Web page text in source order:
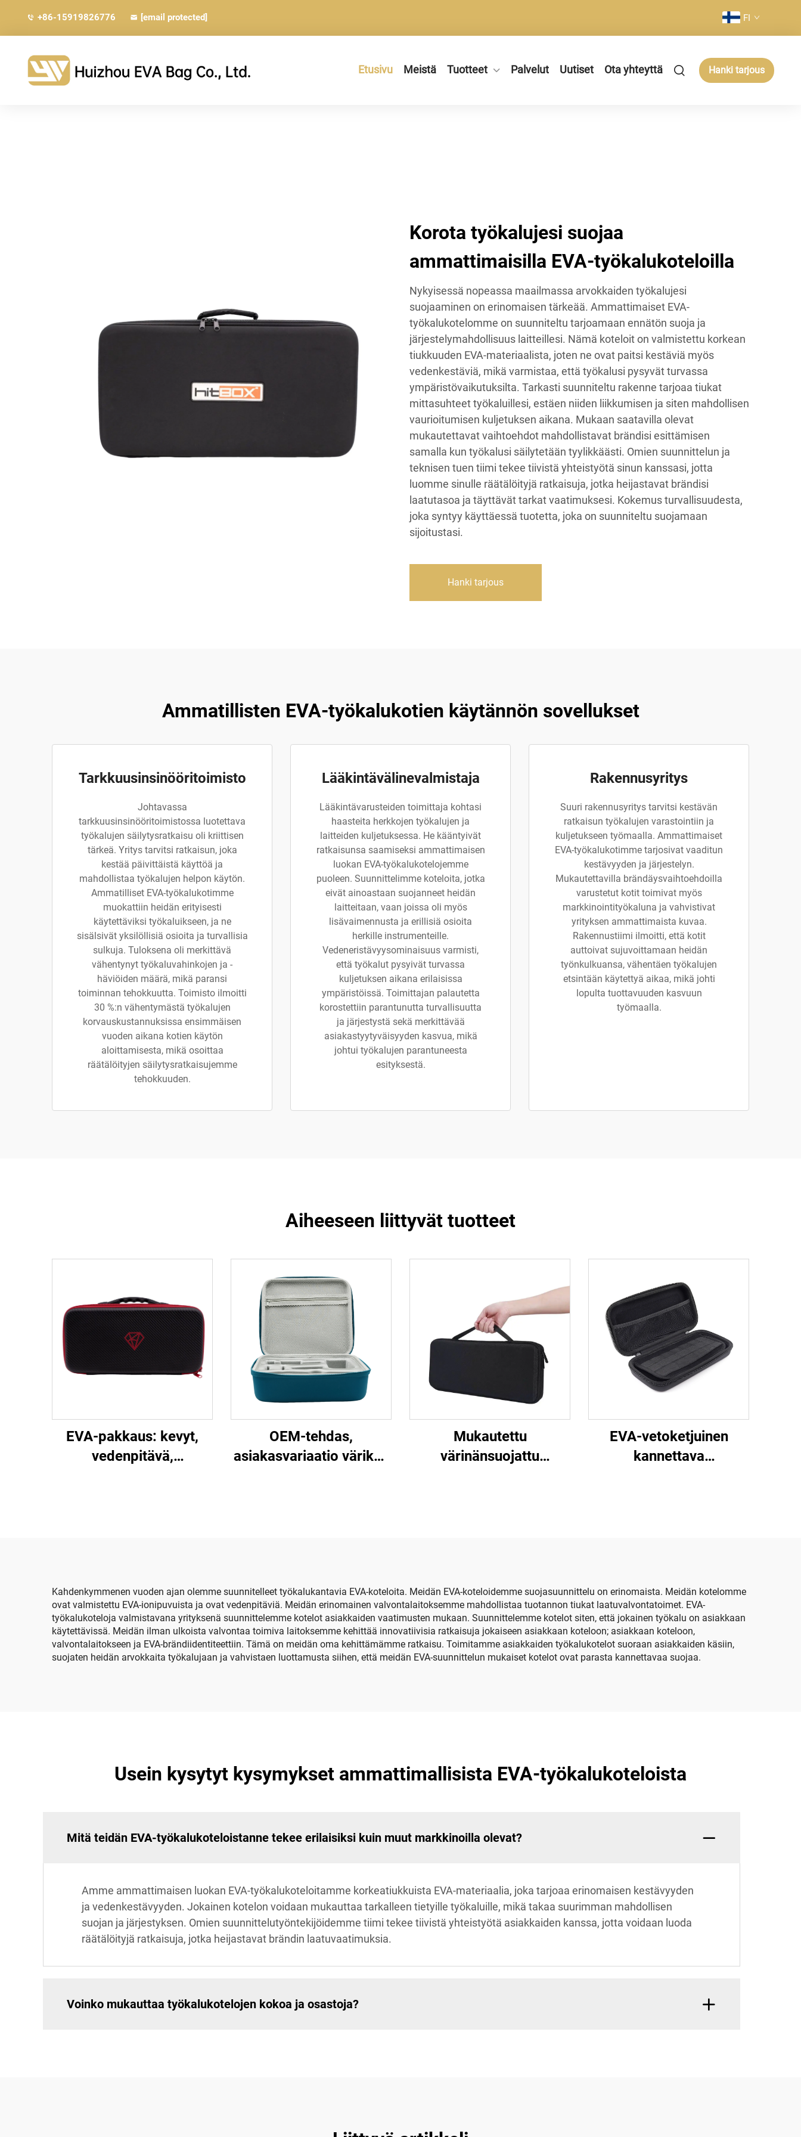
+86-15919826776 [email protected] FI
Etusivu Meistä Tuotteet Palvelut Uutiset Ota yhteyttä Hanki tarjous
Korota työkalujesi suojaa
ammattimaisilla EVA-työkalukoteloilla
Nykyisessä nopeassa maailmassa arvokkaiden työkalujesi
suojaaminen on erinomaisen tärkeää. Ammattimaiset EVA-
työkalukotelomme on suunniteltu tarjoamaan ennätön suoja ja
järjestelymahdollisuus laitteillesi. Nämä koteloit on valmistettu korkean
tiukkuuden EVA-materiaalista, joten ne ovat paitsi kestäviä myös
vedenkestäviä, mikä varmistaa, että työkalusi pysyvät turvassa
ympäristövaikutuksilta. Tarkasti suunniteltu rakenne tarjoaa tiukat
mittasuhteet työkaluillesi, estäen niiden liikkumisen ja siten mahdollisen
vaurioitumisen kuljetuksen aikana. Mukaan saatavilla olevat
mukautettavat vaihtoehdot mahdollistavat brändisi esittämisen
samalla kun työkalusi säilytetään tyylikkäästi. Omien suunnittelun ja
teknisen tuen tiimi tekee tiivistä yhteistyötä sinun kanssasi, jotta
luomme sinulle räätälöityjä ratkaisuja, jotka heijastavat brändisi
laatutasoa ja täyttävät tarkat vaatimuksesi. Kokemus turvallisuudesta,
joka syntyy käyttäessä tuotetta, joka on suunniteltu suojamaan
sijoitustasi.
Hanki tarjous
Ammatillisten EVA-työkalukotien käytännön sovellukset
Tarkkuusinsinööritoimisto
Johtavassa
tarkkuusinsinööritoimistossa luotettava
työkalujen säilytysratkaisu oli kriittisen
tärkeä. Yritys tarvitsi ratkaisun, joka
kestää päivittäistä käyttöä ja
mahdollistaa työkalujen helpon käytön.
Ammatilliset EVA-työkalukotimme
muokattiin heidän erityisesti
käytettäviksi työkaluikseen, ja ne
sisälsivät yksilöllisiä osioita ja turvallisia
sulkuja. Tuloksena oli merkittävä
vähentynyt työkaluvahinkojen ja -
häviöiden määrä, mikä paransi
toiminnan tehokkuutta. Toimisto ilmoitti
30 %:n vähentymästä työkalujen
korvauskustannuksissa ensimmäisen
vuoden aikana kotien käytön
aloittamisesta, mikä osoittaa
räätälöityjen säilytysratkaisujemme
tehokkuuden.
Lääkintävälinevalmistaja
Lääkintävarusteiden toimittaja kohtasi
haasteita herkkojen työkalujen ja
laitteiden kuljetuksessa. He kääntyivät
ratkaisunsa saamiseksi ammattimaisen
luokan EVA-työkalukotelojemme
puoleen. Suunnittelimme koteloita, jotka
eivät ainoastaan suojanneet heidän
laitteitaan, vaan joissa oli myös
lisävaimennusta ja erillisiä osioita
herkille instrumenteille.
Vedeneristävyysominaisuus varmisti,
että työkalut pysyivät turvassa
kuljetuksen aikana erilaisissa
ympäristöissä. Toimittajan palautetta
korostettiin parantunutta turvallisuutta
ja järjestystä sekä merkittävää
asiakastyytyväisyyden kasvua, mikä
johtui työkalujen parantuneesta
esityksestä.
Rakennusyritys
Suuri rakennusyritys tarvitsi kestävän
ratkaisun työkalujen varastointiin ja
kuljetukseen työmaalla. Ammattimaiset
EVA-työkalukotimme tarjosivat vaaditun
kestävyyden ja järjestelyn.
Mukautettavilla brändäysvaihtoehdoilla
varustetut kotit toimivat myös
markkinointityökaluna ja vahvistivat
yrityksen ammattimaista kuvaa.
Rakennustiimi ilmoitti, että kotit
auttoivat sujuvoittamaan heidän
työnkulkuansa, vähentäen työkalujen
etsintään käytettyä aikaa, mikä johti
lopulta tuottavuuden kasvuun
työmaalla.
Aiheeseen liittyvät tuotteet
EVA-pakkaus: kevyt,
vedenpitävä,
käytettävissä
leiriytymiseen ja
matkailuun.
OEM-tehdas,
asiakasvariaatio värikäs
Mukautettu
värinänsuojattu
EVA-vetoketjuinen
kannettava
Kahdenkymmenen vuoden ajan olemme suunnitelleet työkalukantavia EVA-koteloita. Meidän EVA-koteloidemme suojasuunnittelu on erinomaista. Meidän kotelomme
ovat valmistettu EVA-ionipuvuista ja ovat vedenpitäviä. Meidän erinomainen valvontalaitoksemme mahdollistaa tuotannon tiukat laatuvalvontatoimet. EVA-
työkalukoteloja valmistavana yrityksenä suunnittelemme kotelot asiakkaiden vaatimusten mukaan. Suunnittelemme kotelot siten, että jokainen työkalu on asiakkaan
käytettävissä. Meidän ilman ulkoista valvontaa toimiva laitoksemme kehittää innovatiivisia ratkaisuja jokaiseen asiakkaan koteloon; asiakkaan koteloon,
valvontalaitokseen ja EVA-brändiidentiteettiin. Tämä on meidän oma kehittämämme ratkaisu. Toimitamme asiakkaiden työkalukotelot suoraan asiakkaiden käsiin,
suojaten heidän arvokkaita työkalujaan ja vahvistaen luottamusta siihen, että meidän EVA-suunnittelun mukaiset kotelot ovat parasta kannettavaa suojaa.
Usein kysytyt kysymykset ammattimallisista EVA-työkalukoteloista
Mitä teidän EVA-työkalukoteloistanne tekee erilaisiksi kuin muut markkinoilla olevat?
Amme ammattimaisen luokan EVA-työkalukoteloitamme korkeatiukkuista EVA-materiaalia, joka tarjoaa erinomaisen kestävyyden
ja vedenkestävyyden. Jokainen kotelon voidaan mukauttaa tarkalleen tietyille työkaluille, mikä takaa suurimman mahdollisen
suojan ja järjestyksen. Omien suunnittelutyöntekijöidemme tiimi tekee tiivistä yhteistyötä asiakkaiden kanssa, jotta voidaan luoda
räätälöityjä ratkaisuja, jotka heijastavat brändin laatuvaatimuksia.
Voinko mukauttaa työkalukotelojen kokoa ja osastoja?